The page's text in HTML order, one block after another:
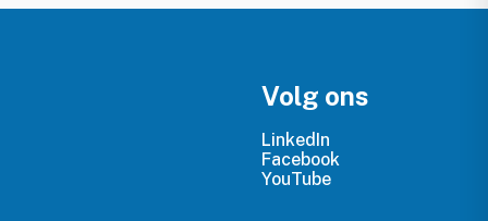
Volg ons
LinkedIn
Facebook
YouTube